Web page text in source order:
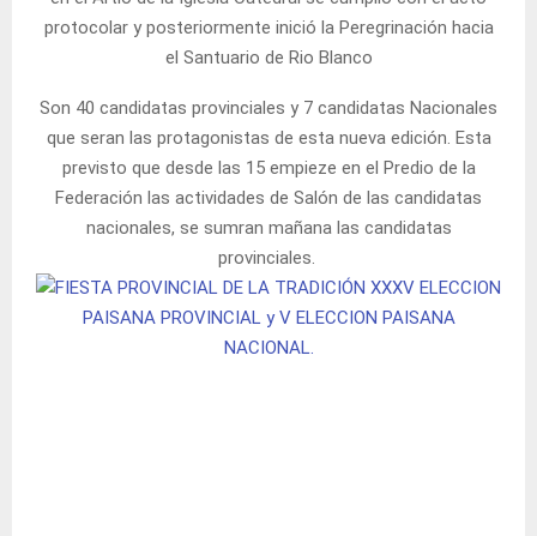
protocolar y posteriormente inició la Peregrinación hacia
el Santuario de Rio Blanco
Son 40 candidatas provinciales y 7 candidatas Nacionales
que seran las protagonistas de esta nueva edición. Esta
previsto que desde las 15 empieze en el Predio de la
Federación las actividades de Salón de las candidatas
nacionales, se sumran mañana las candidatas
provinciales.